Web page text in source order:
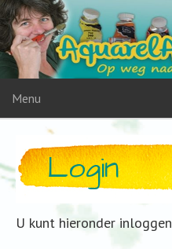
Menu
Login
U kunt hieronder inloggen